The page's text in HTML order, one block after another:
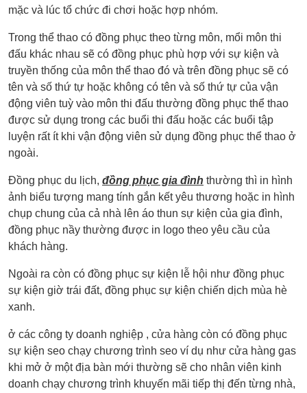
mặc và lúc tổ chức đi chơi hoặc hợp nhóm.
Trong thể thao có đồng phục theo từng môn, mổi môn thi
đấu khác nhau sẽ có đồng phục phù hợp với sự kiện và
truyền thống của môn thể thao đó và trên đồng phục sẽ có
tên và số thứ tự hoặc không có tên và số thứ tự của vận
động viên tuỳ vào môn thi đấu thường đồng phục thể thao
được sử dụng trong các buổi thi đấu hoặc các buổi tập
luyện rất ít khi vận động viên sử dụng đồng phục thể thao ở
ngoài.
Đồng phục du lịch, đồng phục gia đình thường thì in hình
ảnh biểu tượng mang tính gắn kết yêu thương hoặc in hình
chụp chung của cả nhà lên áo thun sự kiện của gia đình,
đồng phục nầy thường được in logo theo yêu cầu của
khách hàng.
Ngoài ra còn có đồng phục sự kiện lễ hội như đồng phục
sự kiện giờ trái đất, đồng phục sự kiện chiến dịch mùa hè
xanh.
ở các công ty doanh nghiệp , cửa hàng còn có đồng phục
sự kiện seo chạy chương trình seo ví dụ như cửa hàng gas
khi mở ở một địa bàn mới thường sẽ cho nhân viên kinh
doanh chạy chương trình khuyến mãi tiếp thị đến từng nhà,